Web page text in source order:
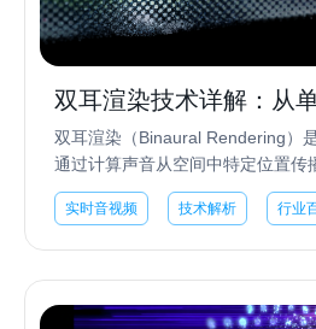
双耳渲染技术详解：从
的演进
双耳渲染（Binaural Rendering）
通过计算声音从空间中特定位置传
生成包含完整空间信息的双声道音
放时，大脑会将这些线索解读为三
实时音视频 技术解析 行业